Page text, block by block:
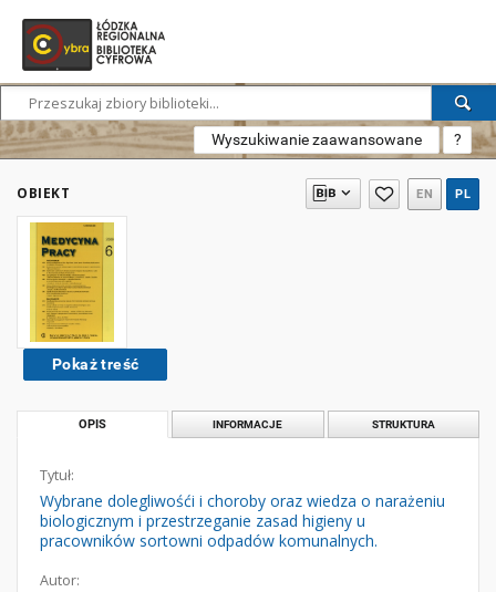
Wyszukiwanie zaawansowane ?
OBIEKT EN PL
Pokaż treść
OPIS INFORMACJE STRUKTURA
Tytuł:
Wybrane dolegliwośći i choroby oraz wiedza o narażeniu
biologicznym i przestrzeganie zasad higieny u
pracowników sortowni odpadów komunalnych.
Autor: